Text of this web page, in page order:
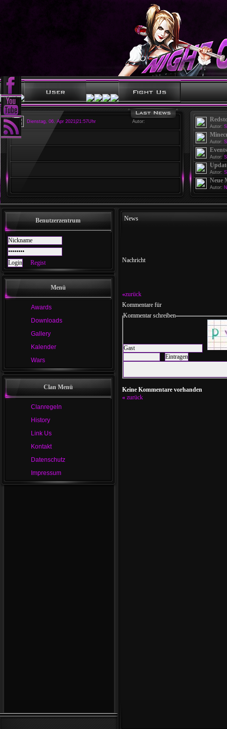
Dienstag, 06. Apr 2021|21:57Uhr Autor:
Autor:
Autor:
Autor:
Autor:
Neue
Autor:
Benutzerzentrum
Regist
Menü
Awards
Downloads
Gallery
Kalender
Wars
Clan Menü
Clanregeln
History
Link Us
Kontakt
Datenschutz
Impressum
News
Nachricht
«zurück
Kommentare für
Kommentar schreiben
Keine Kommentare vorhanden
« zurück